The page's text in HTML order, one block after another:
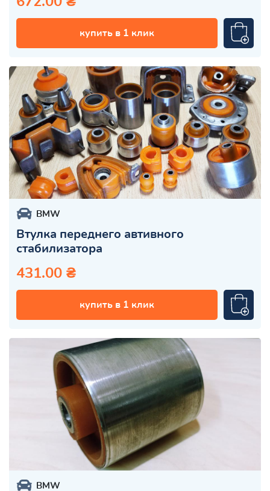
купить в 1 клик
BMW
Втулка переднего автивного
стабилизатора
431.00 ₴
купить в 1 клик
BMW